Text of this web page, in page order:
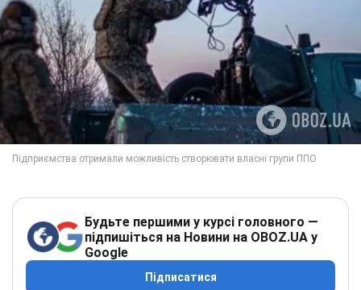
Будьте першими у курсі головного —
підпишіться на Новини на OBOZ.UA у
Google
Підписатися